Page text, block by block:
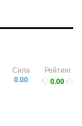
Рейтинг
0.00
Сила
0.00